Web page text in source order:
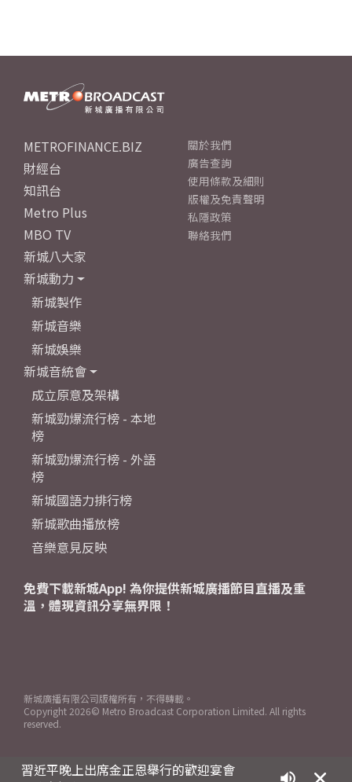
習近平晚上出席金正恩舉行的歡迎宴會
METROFINANCE.BIZ
財經台
知訊台
Metro Plus
MBO TV
新城八大家
新城動力
新城製作
新城音樂
新城娛樂
新城音統會
成立原意及架構
新城勁爆流行榜 - 本地
榜
新城勁爆流行榜 - 外語
榜
新城國語力排行榜
新城歌曲播放榜
音樂意見反映
關於我們
廣告查詢
使用條款及細則
版權及免責聲明
私隱政策
聯絡我們
免費下載新城App! 為你提供新城廣播節目直播及重
溫，體現資訊分享無界限！
新城廣播有限公司版權所有，不得轉載。
Copyright 2026© Metro Broadcast Corporation Limited. All rights
reserved.